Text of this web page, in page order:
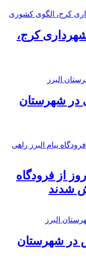
کرج،
در شهرستان
از فرودگاه
شدند
در شهرستان